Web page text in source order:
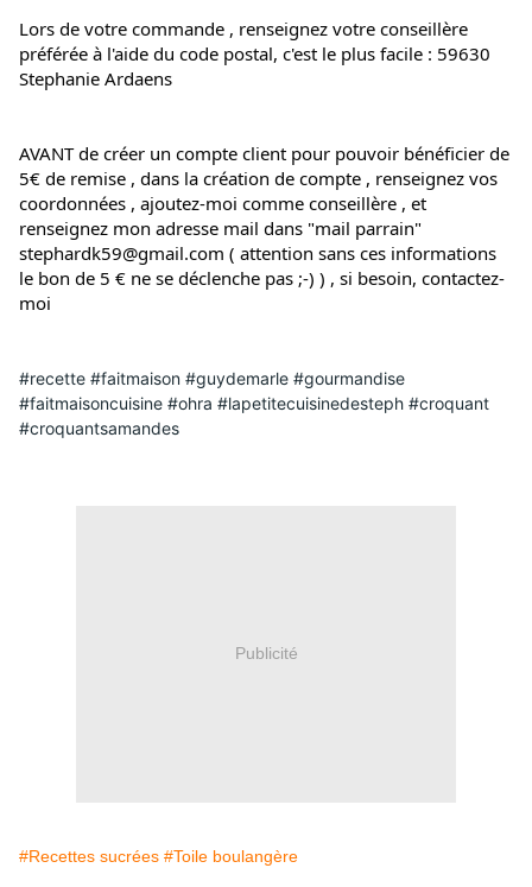
Lors de votre commande , renseignez votre conseillère
préférée à l'aide du code postal, c'est le plus facile : 59630
Stephanie Ardaens
AVANT de créer un compte client pour pouvoir bénéficier de
5€ de remise , dans la création de compte , renseignez vos
coordonnées , ajoutez-moi comme conseillère , et
renseignez mon adresse mail dans "mail parrain"
stephardk59@gmail.com ( attention sans ces informations
le bon de 5 € ne se déclenche pas ;-) ) , si besoin, contactez-
moi
#recette #faitmaison #guydemarle #gourmandise
#faitmaisoncuisine #ohra #lapetitecuisinedesteph #croquant
#croquantsamandes
Publicité
#Recettes sucrées #Toile boulangère